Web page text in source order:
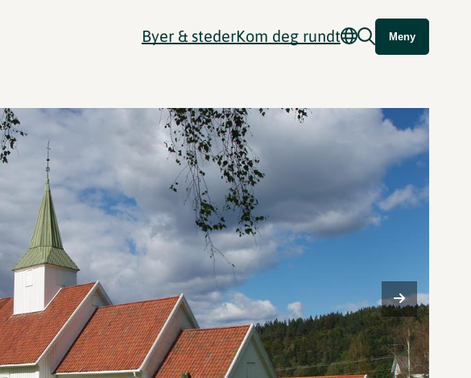
Byer & stederKom deg rundt Meny